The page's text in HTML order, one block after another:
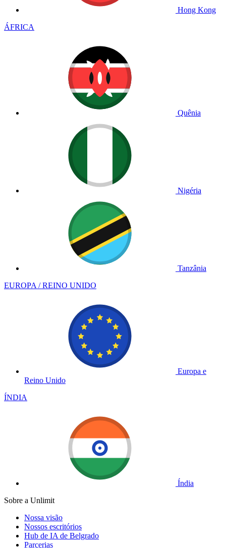
Hong Kong
ÁFRICA
Quênia
Nigéria
Tanzânia
EUROPA / REINO UNIDO
Europa e
Reino Unido
ÍNDIA
Índia
Sobre a Unlimit
Nossa visão
Nossos escritórios
Hub de IA de Belgrado
Parcerias